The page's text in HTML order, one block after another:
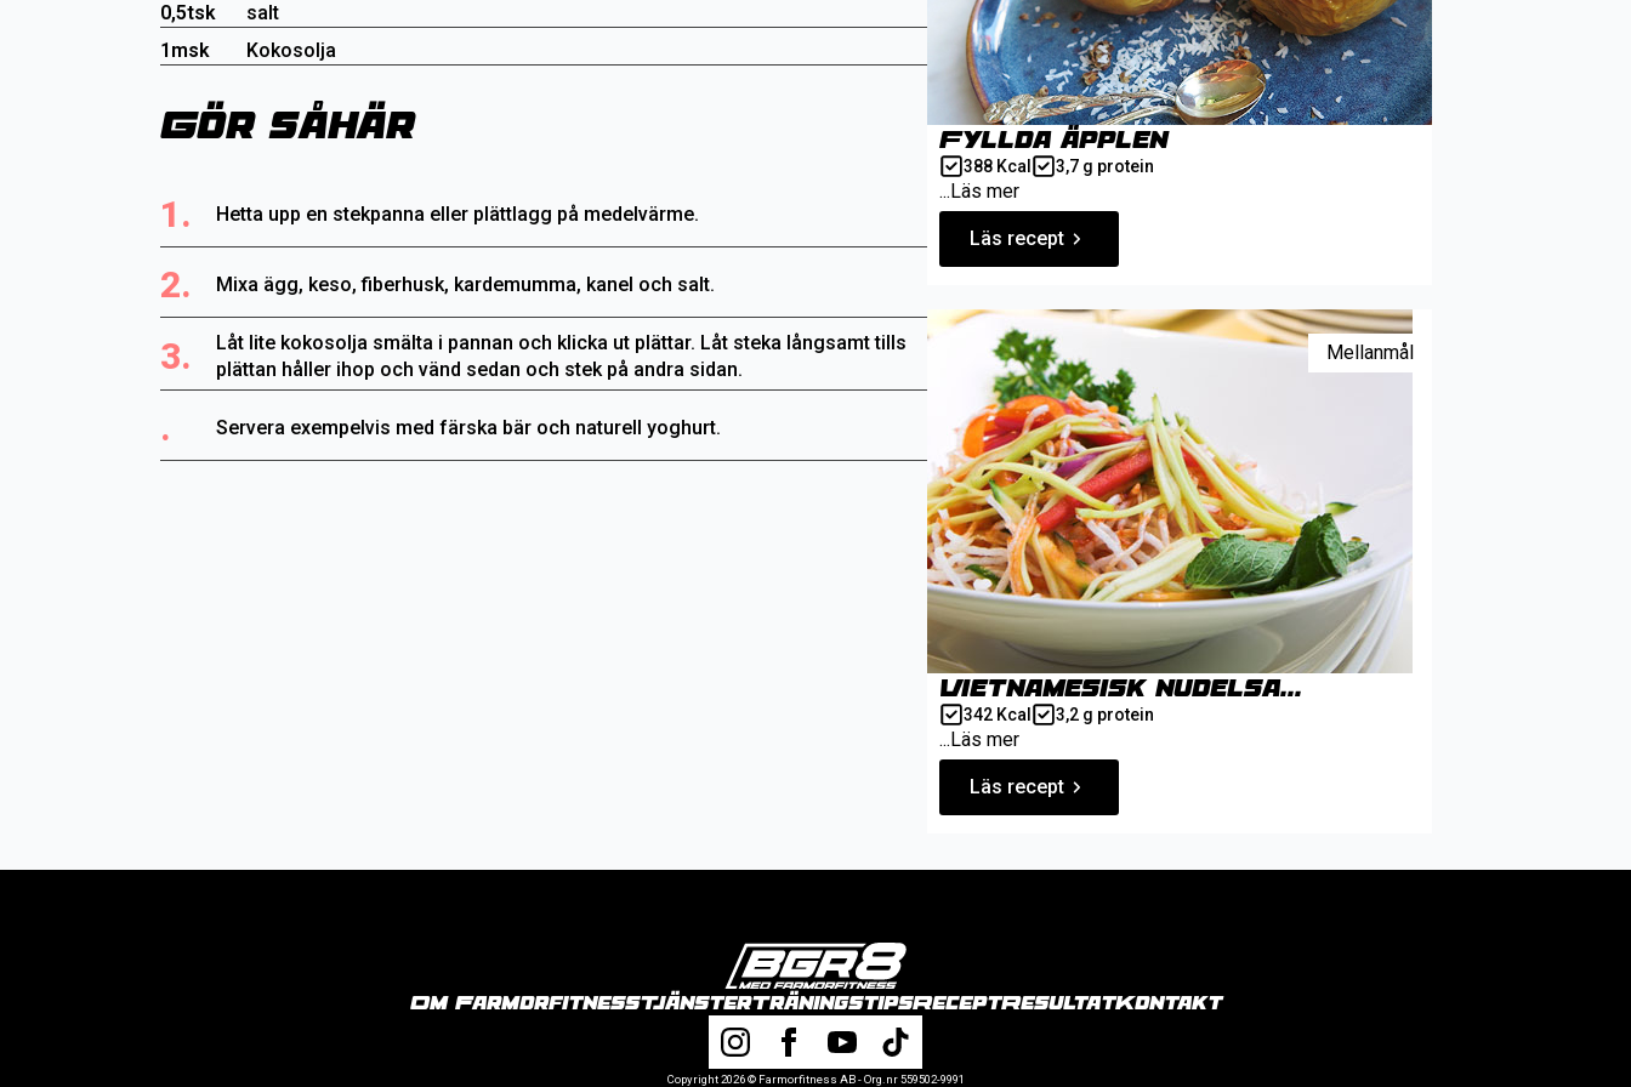
0,5tsk
salt
1msk
Kokosolja
Gör såhär
1. Hetta upp en stekpanna eller plättlagg på medelvärme.
2. Mixa ägg, keso, fiberhusk, kardemumma, kanel och salt.
3.
Låt lite kokosolja smälta i pannan och klicka ut plättar. Låt steka långsamt tills
plättan håller ihop och vänd sedan och stek på andra sidan.
. Servera exempelvis med färska bär och naturell yoghurt.
Fyllda äpplen
388 Kcal 3,7 g protein
...Läs mer
Läs recept
Mellanmål
Vietnamesisk nudelsa...
342 Kcal 3,2 g protein
...Läs mer
Läs recept
Om FarmorfitnessTjänsterTräningstipsReceptResultatKontakt
Copyright 2026 © Farmorfitness AB - Org.nr 559502-9991